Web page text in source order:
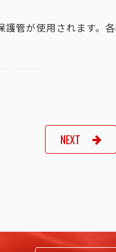
管が使用されます。
NEXT